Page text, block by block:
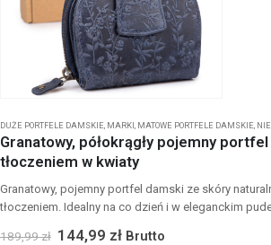
DUŻE PORTFELE DAMSKIE, MARKI, MATOWE PORTFELE DAMSKIE,
Granatowy, półokrągły pojemny
tłoczeniem w kwiaty
Granatowy, pojemny portfel damski ze skóry
tłoczeniem. Idealny na co dzień i w eleganckim
189,99zł 144,99 zł Brutto